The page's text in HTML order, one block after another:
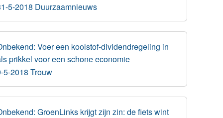
5-2018 Duurzaamnieuws
Voer een koolstof-dividendregeling in
prikkel voor een schone economie
5-2018 Trouw
GroenLinks krijgt zijn zin: de fiets wint